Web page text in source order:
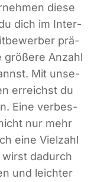
die­se
dich im Inter­
prä­
grö­ße­re Anzahl
Mit unse­
erreichst du
Eine ver­bes­
nur mehr
eine Viel­zahl
dadurch
und leich­ter